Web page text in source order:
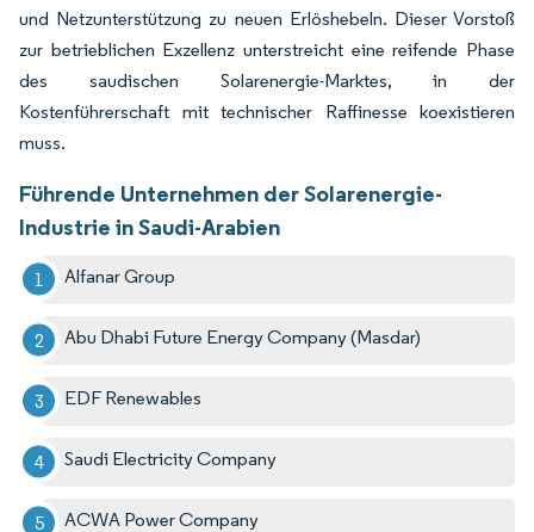
und Netzunterstützung zu neuen Erlöshebeln. Dieser Vorstoß
zur betrieblichen Exzellenz unterstreicht eine reifende Phase
des saudischen Solarenergie-Marktes, in der
Kostenführerschaft mit technischer Raffinesse koexistieren
muss.
Führende Unternehmen der Solarenergie-
Industrie in Saudi-Arabien
Alfanar Group
Abu Dhabi Future Energy Company (Masdar)
EDF Renewables
Saudi Electricity Company
ACWA Power Company